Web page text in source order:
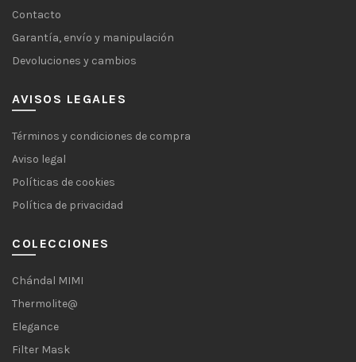
Contacto
Garantía, envío y manipulación
Devoluciones y cambios
AVISOS LEGALES
Términos y condiciones de compra
Aviso legal
Políticas de cookies
Política de privacidad
COLECCIONES
Chándal MIMI
Thermolite@
Elegance
Filter Mask